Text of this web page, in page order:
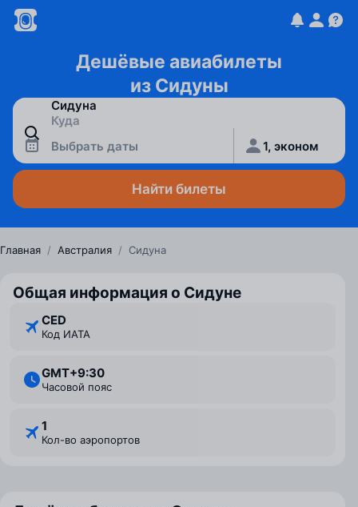
Дешёвые авиабилеты
из Сидуны
Выбрать даты 1, эконом
Найти билеты
Главная / Австралия / Сидуна
Общая информация о Сидуне
CED
Код ИАТА
GMT+9:30
Часовой пояс
1
Кол-во аэропортов